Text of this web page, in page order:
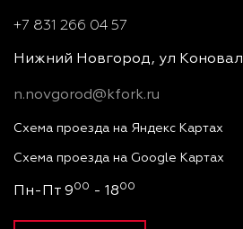
+7 831 266 04 57
Нижний Новгород, ул
n.novgorod@kfork.ru
Схема проезда на Яндекс Картах
Схема проезда на Google Картах
Пн-Пт 900 - 1800